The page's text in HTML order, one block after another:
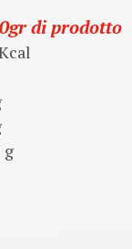
di prodotto
g